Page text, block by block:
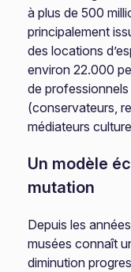
à plus de 500
principalement
des locations
environ 22.000
de
(conservateurs,
médiateurs
Un modèle
mutation
Depuis les
musées connaît
diminution